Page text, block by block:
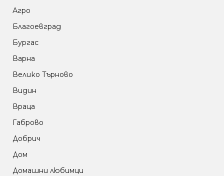
Агро
Благоевград
Бургас
Варна
Велико Търново
Видин
Враца
Габрово
Добрич
Дом
Домашни любимци